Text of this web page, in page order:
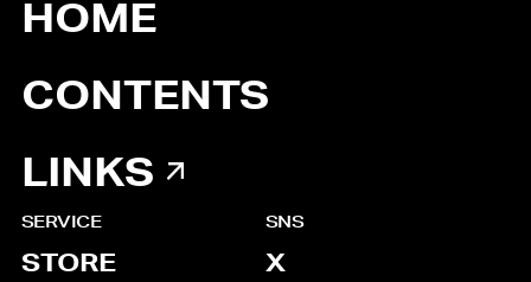
HOME
CONTENTS
LINKS
SERVICE
STORE
SNS
X